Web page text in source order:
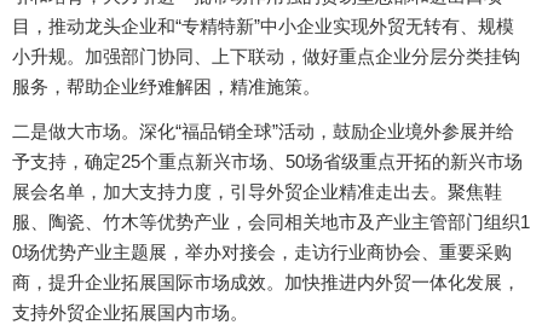
目，推动龙头企业和“专精特新”中小企业实现外贸无转有、规模
小升规。加强部门协同、上下联动，做好重点企业分层分类挂钩
服务，帮助企业纾难解困，精准施策。
二是做大市场。深化“福品销全球”活动，鼓励企业境外参展并给
予支持，确定25个重点新兴市场、50场省级重点开拓的新兴市场
展会名单，加大支持力度，引导外贸企业精准走出去。聚焦鞋
服、陶瓷、竹木等优势产业，会同相关地市及产业主管部门组织1
0场优势产业主题展，举办对接会，走访行业商协会、重要采购
商，提升企业拓展国际市场成效。加快推进内外贸一体化发展，
支持外贸企业拓展国内市场。